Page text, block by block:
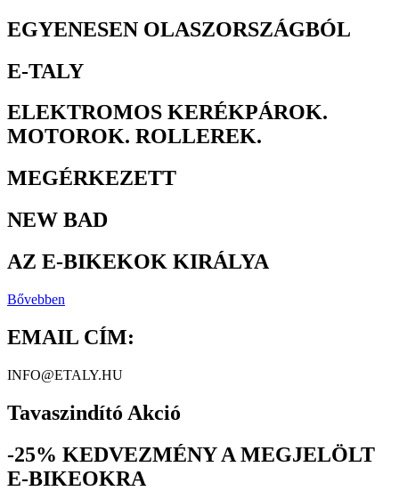
EGYENESEN OLASZORSZÁGBÓL
E-TALY
ELEKTROMOS KERÉKPÁROK.
MOTOROK. ROLLEREK.
MEGÉRKEZETT
NEW BAD
AZ E-BIKEKOK KIRÁLYA
Bővebben
EMAIL CÍM:
INFO@ETALY.HU
Tavaszindító Akció
-25% KEDVEZMÉNY A MEGJELÖLT
E-BIKEOKRA